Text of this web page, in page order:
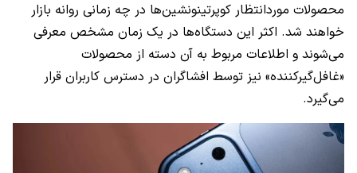
محصولات موردانتظار کوپرتینونشین‌ها در چه زمانی روانه بازار
خواهند شد. اکثر این دستگاه‌ها در یک زمان مشخص معرفی
می‌شوند و اطلاعات مربوط به آن دسته از محصولات
«غافل‌گیرکننده» نیز توسط افشاگران در دسترس کاربران قرار
می‌گیرد.